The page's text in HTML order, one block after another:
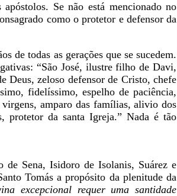
Se não está mencionado no
como o protetor e defensor da
de todas as gerações que se sucedem.
“São José, ilustre filho de Davi,
Deus, zeloso defensor de Cristo, chefe
fidelíssimo, espelho de paciência,
amparo das famílias, alivio dos
protetor da santa Igreja.” Nada é tão
Sena, Isidoro de Isolanis, Suárez e
Tomás a propósito da plenitude da
excepcional requer uma santidade